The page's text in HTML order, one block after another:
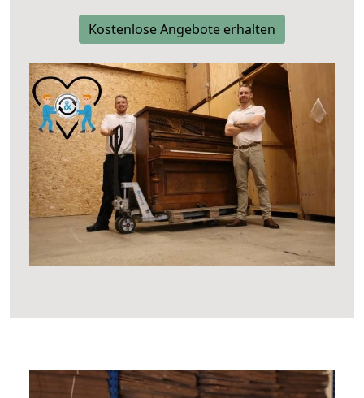
Kostenlose Angebote erhalten